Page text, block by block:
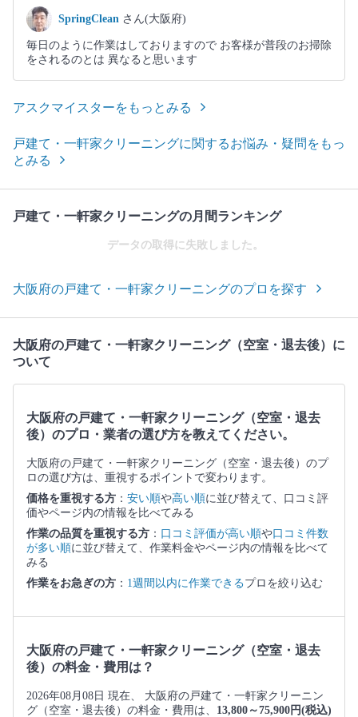
SpringClean さん(大阪府)
毎日のように作業はしておりますので お客様が普段のお掃除
をされるのとは 異なると思います
アスクマイスターをもっとみる
戸建て・一軒家クリーニングに関するお悩み・疑問をもっ
とみる
戸建て・一軒家クリーニングの月間ランキング
データの取得に失敗しました。
大阪府の戸建て・一軒家クリーニングのプロを探す
大阪府の戸建て・一軒家クリーニング（空室・退去後）に
ついて
大阪府の戸建て・一軒家クリーニング（空室・退去
後）のプロ・業者の選び方を教えてください。
大阪府の戸建て・一軒家クリーニング（空室・退去後）のプ
ロの選び方は、重視するポイントで変わります。
価格を重視する方 ： 安い順や高い順に並び替えて、口コミ評
価やページ内の情報を比べてみる
作業の品質を重視する方 ： 口コミ評価が高い順や口コミ件数
が多い順に並び替えて、作業料金やページ内の情報を比べて
みる
作業をお急ぎの方 ： 1週間以内に作業できるプロを絞り込む
大阪府の戸建て・一軒家クリーニング（空室・退去
後）の料金・費用は？
2026年08月08日 現在、 大阪府の戸建て・一軒家クリーニン
グ（空室・退去後）の料金・費用は、 13,800～75,900円(税込)